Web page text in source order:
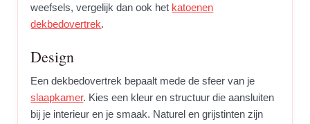
weefsels, vergelijk dan ook het katoenen
dekbedovertrek.
Design
Een dekbedovertrek bepaalt mede de sfeer van je
slaapkamer. Kies een kleur en structuur die aansluiten
bij je interieur en je smaak. Naturel en grijstinten zijn